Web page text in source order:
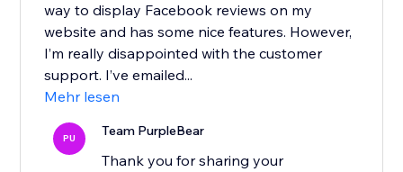
way to display Facebook reviews on my
website and has some nice features. However,
I’m really disappointed with the customer
support. I’ve emailed...
Mehr lesen
PU Team PurpleBear
Thank you for sharing your